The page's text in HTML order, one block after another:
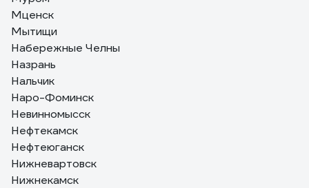
Мценск
Мытищи
Набережные Челны
Назрань
Нальчик
Наро-Фоминск
Невинномысск
Нефтекамск
Нефтеюганск
Нижневартовск
Нижнекамск